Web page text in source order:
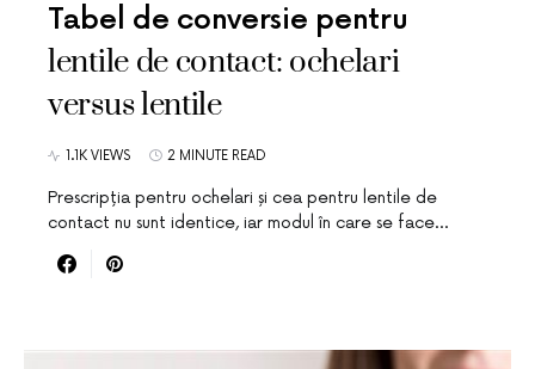
Tabel de conversie pentru
lentile de contact: ochelari
versus lentile
1.1K VIEWS 2 MINUTE READ
Prescripția pentru ochelari și cea pentru lentile de
contact nu sunt identice, iar modul în care se face…